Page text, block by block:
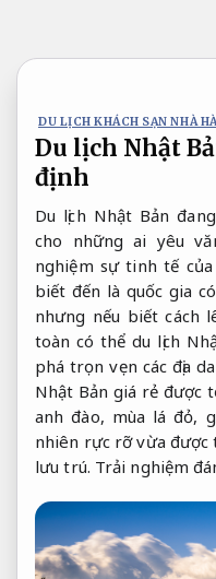
nội
DU LỊCH KHÁCH SẠN NHÀ
Du lịch Nhật
định
Du lịch Nhật Bản
cho những ai yêu
nghiệm sự tinh tế
biết đến là quốc gia
nhưng nếu biết cách
toàn có thể du lịch
phá trọn vẹn các địa
Nhật Bản giá rẻ được
anh đào, mùa lá đỏ,
nhiên rực rỡ vừa được
lưu trú. Trải nghiệm